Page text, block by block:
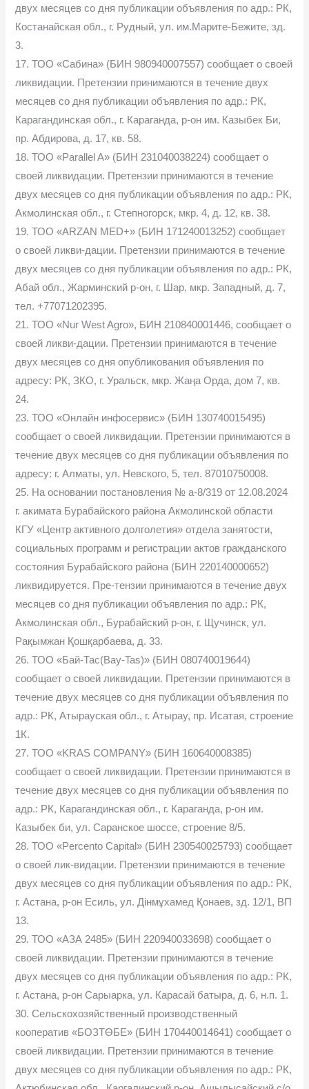
двух месяцев со дня публикации объявления по адр.: РК,
Костанайская обл., г. Рудный, ул. им.Марите-Бежите, зд.
3.
17. ТОО «Сабина» (БИН 980940007557) сообщает о своей
ликвидации. Претензии принимаются в течение двух
месяцев со дня публикации объявления по адр.: РК,
Карагандинская обл., г. Караганда, р-он им. Казыбек Би,
пр. Абдирова, д. 17, кв. 58.
18. ТОО «Parallel A» (БИН 231040038224) сообщает о
своей ликвидации. Претензии принимаются в течение
двух месяцев со дня публикации объявления по адр.: РК,
Акмолинская обл., г. Степногорск, мкр. 4, д. 12, кв. 38.
19. ТОО «ARZAN MED+» (БИН 171240013252) сообщает
о своей ликви-дации. Претензии принимаются в течение
двух месяцев со дня публикации объявления по адр.: РК,
Абай обл., Жарминский р-он, г. Шар, мкр. Западный, д. 7,
тел. +77071202395.
21. ТОО «Nur West Agro», БИН 210840001446, сообщает о
своей ликви-дации. Претензии принимаются в течение
двух месяцев со дня опубликования объявления по
адресу: РК, ЗКО, г. Уральск, мкр. Жаңа Орда, дом 7, кв.
24.
23. ТОО «Онлайн инфосервис» (БИН 130740015495)
сообщает о своей ликвидации. Претензии принимаются в
течение двух месяцев со дня публикации объявления по
адресу: г. Алматы, ул. Невского, 5, тел. 87010750008.
25. На основании постановления № а-8/319 от 12.08.2024
г. акимата Бурабайского района Акмолинской области
КГУ «Центр активного долголетия» отдела занятости,
социальных программ и регистрации актов гражданского
состояния Бурабайского района (БИН 220140000652)
ликвидируется. Пре-тензии принимаются в течение двух
месяцев со дня публикации объявления по адр.: РК,
Акмолинская обл., Бурабайский р-он, г. Щучинск, ул.
Рақымжан Қошқарбаева, д. 33.
26. ТОО «Бай-Тас(Bay-Tas)» (БИН 080740019644)
сообщает о своей ликвидации. Претензии принимаются в
течение двух месяцев со дня публикации объявления по
адр.: РК, Атырауская обл., г. Атырау, пр. Исатая, строение
1К.
27. ТОО «KRAS COMPANY» (БИН 160640008385)
сообщает о своей ликвидации. Претензии принимаются в
течение двух месяцев со дня публикации объявления по
адр.: РК, Карагандинская обл., г. Караганда, р-он им.
Казыбек би, ул. Саранское шоссе, строение 8/5.
28. ТОО «Percento Capital» (БИН 230540025793) сообщает
о своей лик-видации. Претензии принимаются в течение
двух месяцев со дня публикации объявления по адр.: РК,
г. Астана, р-он Есиль, ул. Дінмұхамед Қонаев, зд. 12/1, ВП
13.
29. ТОО «АЗА 2485» (БИН 220940033698) сообщает о
своей ликвидации. Претензии принимаются в течение
двух месяцев со дня публикации объявления по адр.: РК,
г. Астана, р-он Сарыарка, ул. Карасай батыра, д. 6, н.п. 1.
30. Сельскохозяйственный производственный
кооператив «БОЗТӨБЕ» (БИН 170440014641) сообщает о
своей ликвидации. Претензии принимаются в течение
двух месяцев со дня публикации объявления по адр.: РК,